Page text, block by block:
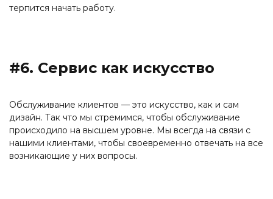
терпится начать работу.
#6. Сервис как искусство
Обслуживание клиентов — это искусство, как и сам
дизайн. Так что мы стремимся, чтобы обслуживание
происходило на высшем уровне. Мы всегда на связи с
нашими клиентами, чтобы своевременно отвечать на все
возникающие у них вопросы.